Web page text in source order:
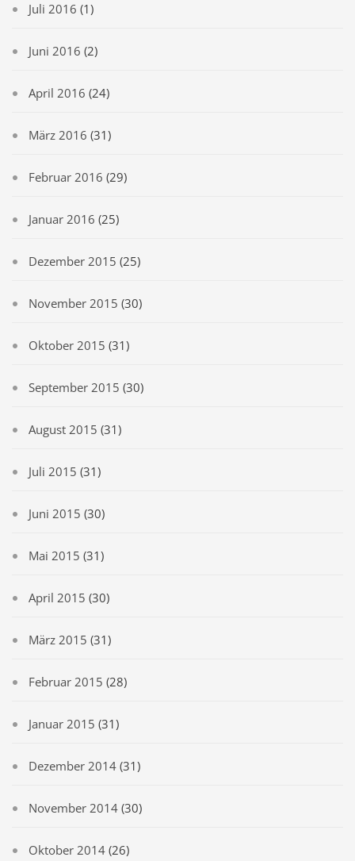
Juli 2016 (1)
Juni 2016 (2)
April 2016 (24)
März 2016 (31)
Februar 2016 (29)
Januar 2016 (25)
Dezember 2015 (25)
November 2015 (30)
Oktober 2015 (31)
September 2015 (30)
August 2015 (31)
Juli 2015 (31)
Juni 2015 (30)
Mai 2015 (31)
April 2015 (30)
März 2015 (31)
Februar 2015 (28)
Januar 2015 (31)
Dezember 2014 (31)
November 2014 (30)
Oktober 2014 (26)